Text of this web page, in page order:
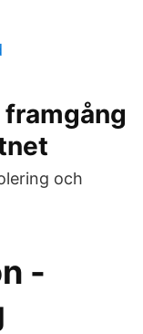
och
-